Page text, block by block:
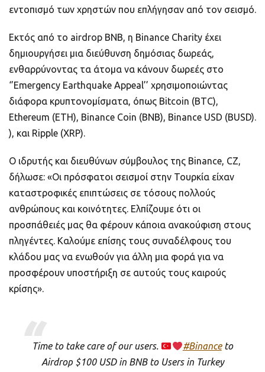
εντοπισμό των χρηστών που επλήγησαν από τον σεισμό.
Εκτός από το airdrop BNB, η Binance Charity έχει
δημιουργήσει μια διεύθυνση δημόσιας δωρεάς,
ενθαρρύνοντας τα άτομα να κάνουν δωρεές στο
‘’Emergency Earthquake Appeal’’ χρησιμοποιώντας
διάφορα κρυπτονομίσματα, όπως Bitcoin (BTC),
Ethereum (ETH), Binance Coin (BNB), Binance USD (BUSD).
), και Ripple (XRP).
Ο ιδρυτής και διευθύνων σύμβουλος της Binance, CZ,
δήλωσε: «Οι πρόσφατοι σεισμοί στην Τουρκία είχαν
καταστροφικές επιπτώσεις σε τόσους πολλούς
ανθρώπους και κοινότητες. Ελπίζουμε ότι οι
προσπάθειές μας θα φέρουν κάποια ανακούφιση στους
πληγέντες. Καλούμε επίσης τους συναδέλφους του
κλάδου μας να ενωθούν για άλλη μια φορά για να
προσφέρουν υποστήριξη σε αυτούς τους καιρούς
κρίσης».
Time to take care of our users. #Binanceto
Airdrop $100 USD in BNB to Users in Turkey